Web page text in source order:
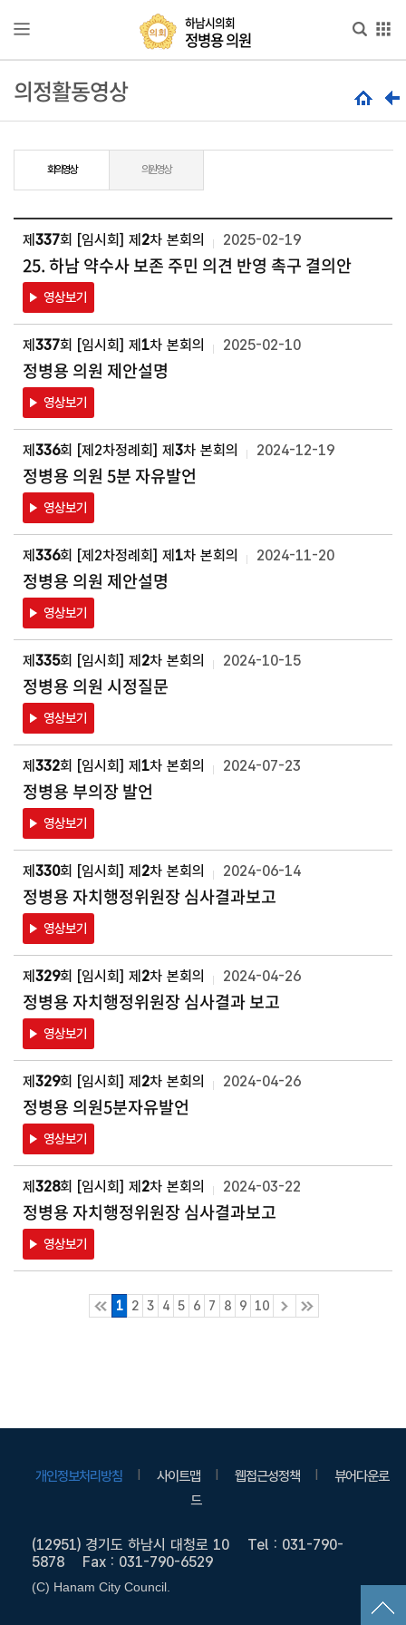
메인메뉴 바로가기
시
의
회
정
용
의
원
의
원
소
정
발
의
의
안
카
드
뉴
스
의
정
활
동
영
상
포
토
갤
러
리
하남시의회
정병용 의원
의정활동영상
회의영상 의원영상
제 337회 [임시회] 제 2차 본회의 2025-02-19
25. 하남 약수사 보존 주민 의견 반영 촉구 결의안
영상보기
제 337회 [임시회] 제 1차 본회의 2025-02-10
정병용 의원 제안설명
영상보기
제 336회 [제2차정례회] 제 3차 본회의 2024-12-19
정병용 의원 5분 자유발언
영상보기
제 336회 [제2차정례회] 제 1차 본회의 2024-11-20
정병용 의원 제안설명
영상보기
제 335회 [임시회] 제 2차 본회의 2024-10-15
정병용 의원 시정질문
영상보기
제 332회 [임시회] 제 1차 본회의 2024-07-23
정병용 부의장 발언
영상보기
제 330회 [임시회] 제 2차 본회의 2024-06-14
정병용 자치행정위원장 심사결과보고
영상보기
제 329회 [임시회] 제 2차 본회의 2024-04-26
정병용 자치행정위원장 심사결과 보고
영상보기
제 329회 [임시회] 제 2차 본회의 2024-04-26
정병용 의원5분자유발언
영상보기
제 328회 [임시회] 제 2차 본회의 2024-03-22
정병용 자치행정위원장 심사결과보고
영상보기
1 2 3 4 5 6 7 8 9 10
개인정보처리방침 사이트맵 웹접근성정책
뷰어다운로
드
(12951) 경기도 하남시 대청로 10 Tel : 031-790-
5878
Fax : 031-790-6529
(C) Hanam City Council.